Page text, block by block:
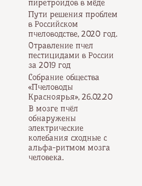
пиретроидов в мёде
Пути решения проблем
в Российском
пчеловодстве, 2020 год.
Отравление пчел
пестицидами в России
за 2019 год
Собрание общества
«Пчеловоды
Красноярья», 26.02.20
В мозге пчёл
обнаружены
электрические
колебания сходные с
альфа-ритмом мозга
человека.